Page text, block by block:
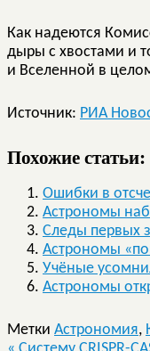
Как надеются
дыры с хвостами и
и Вселенной в
Источник: РИА
Похожие статьи:
Ошибки в
Астрономы
Следы первых
Астрономы
Учёные
Астрономы
Метки Астрономия,